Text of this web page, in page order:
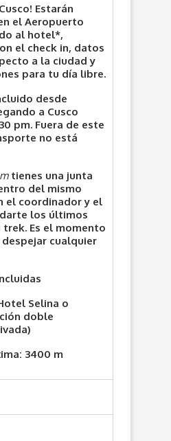
Estarán
el Aeropuerto
al hotel*,
el check in, datos
a la ciudad y
para tu día libre.
desde
a Cusco
pm. Fuera de este
no está
tienes una junta
del mismo
el coordinador y el
los últimos
Es el momento
cualquier
Selina o
doble
: 3400 m